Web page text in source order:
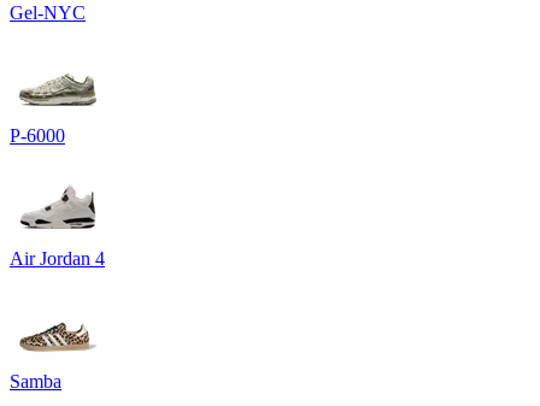
Gel-NYC
P-6000
Air Jordan 4
Samba